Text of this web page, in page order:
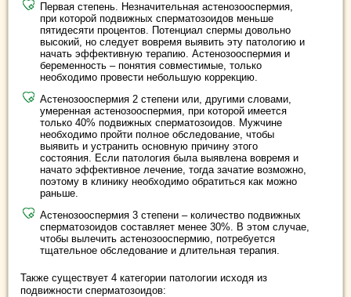
Первая степень. Незначительная астенозооспермия,
при которой подвижных сперматозоидов меньше
пятидесяти процентов. Потенциал спермы довольно
высокий, но следует вовремя выявить эту патологию и
начать эффективную терапию. Астенозооспермия и
беременность – понятия совместимые, только
необходимо провести небольшую коррекцию.
Астенозооспермия 2 степени или, другими словами,
умеренная астенозооспермия, при которой имеется
только 40% подвижных сперматозоидов. Мужчине
необходимо пройти полное обследование, чтобы
выявить и устранить основную причину этого
состояния. Если патология была выявлена вовремя и
начато эффективное лечение, тогда зачатие возможно,
поэтому в клинику необходимо обратиться как можно
раньше.
Астенозооспермия 3 степени – количество подвижных
сперматозоидов составляет менее 30%. В этом случае,
чтобы вылечить астенозооспермию, потребуется
тщательное обследование и длительная терапия.
Также существует 4 категории патологии исходя из
подвижности сперматозоидов: